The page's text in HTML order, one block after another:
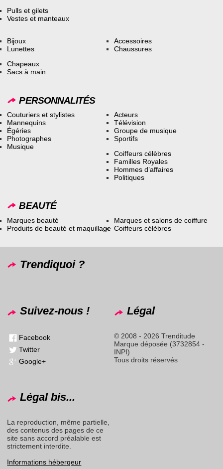
Pulls et gilets
Vestes et manteaux
Bijoux
Lunettes
Accessoires
Chaussures
Chapeaux
Sacs à main
PERSONNALITÉS
Couturiers et stylistes
Mannequins
Égéries
Photographes
Musique
Acteurs
Télévision
Groupe de musique
Sportifs
Coiffeurs célèbres
Familles Royales
Hommes d’affaires
Politiques
BEAUTÉ
Marques beauté
Produits de beauté et maquillage
Marques et salons de coiffure
Coiffeurs célèbres
Trendiquoi ?
Suivez-nous !
Facebook
Twitter
Google+
Légal
© 2008 - 2026 Trenditude
Marque déposée (3732854 -
INPI)
Tous droits réservés
Légal bis...
La reproduction, même partielle,
des contenus des pages de ce
site sans accord préalable est
strictement interdite.
Informations hébergeur